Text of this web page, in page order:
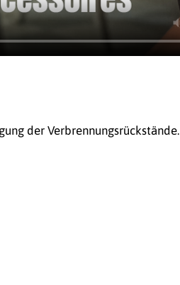
der Verbrennungsrückstände.